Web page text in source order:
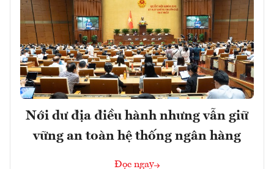
Nới dư địa điều hành nhưng vẫn giữ
vững an toàn hệ thống ngân hàng
Đọc ngay